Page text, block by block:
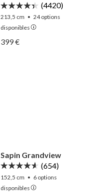
(4420)
213,5 cm • 24 options
disponibles
Afficher Sapin Silverado
Afficher Sapin Silverado
399 €
Sapin Grandview
(654)
152,5 cm • 6 options
disponibles